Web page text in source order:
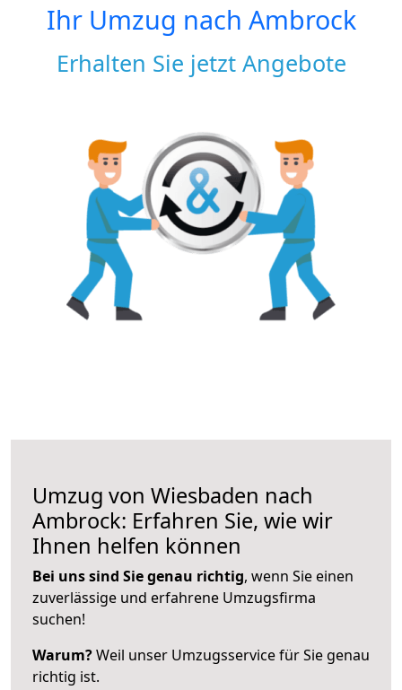
Ihr Umzug nach Ambrock
Erhalten Sie jetzt Angebote
Umzug von Wiesbaden nach
Ambrock: Erfahren Sie, wie wir
Ihnen helfen können
Bei uns sind Sie genau richtig, wenn Sie einen
zuverlässige und erfahrene Umzugsfirma
suchen!
Warum?Weil unser Umzugsservice für Sie genau
richtig ist.